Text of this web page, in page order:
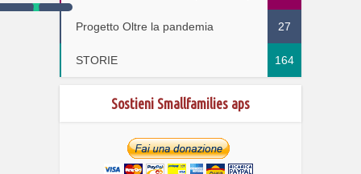
Progetto Oltre la pandemia 27
STORIE 164
Sostieni Smallfamilies aps